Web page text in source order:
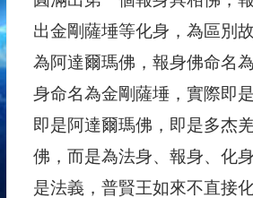
出金剛薩埵等化身，為區別
為阿達爾瑪佛，報身佛命名
身命名為金剛薩埵，實際即
即是阿達爾瑪佛，即是多杰
佛，而是為法身、報身、化
是法義，普賢王如來不直接